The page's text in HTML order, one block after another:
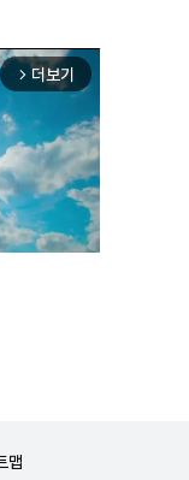
arrow_forward_ios 더보기
맵